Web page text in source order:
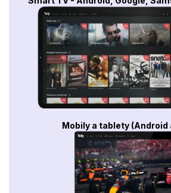
Mobily a tablety (Android